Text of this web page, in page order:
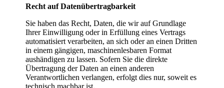
Recht auf Datenübertragbarkeit
Sie haben das Recht, Daten, die wir auf Grundlage
Ihrer Einwilligung oder in Erfüllung eines Vertrags
automatisiert verarbeiten, an sich oder an einen Dritten
in einem gängigen, maschinenlesbaren Format
aushändigen zu lassen. Sofern Sie die direkte
Übertragung der Daten an einen anderen
Verantwortlichen verlangen, erfolgt dies nur, soweit es
technisch machbar ist.